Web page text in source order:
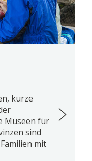
kurze
Museen für
sind
mit